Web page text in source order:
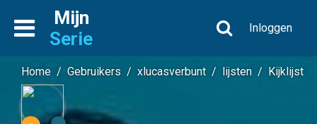
Mijn
Serie
Inloggen
Home / Gebruikers / xlucasverbunt / lijsten / Kijklijst